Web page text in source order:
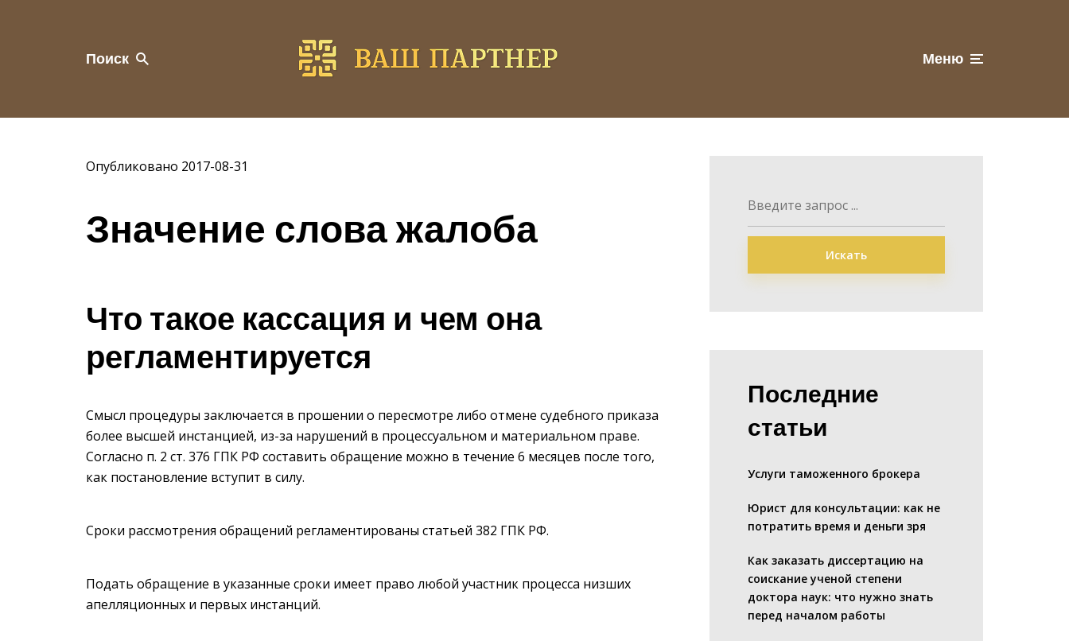
Поиск Меню
Опубликовано 2017-08-31
Значение слова жалоба
Что такое кассация и чем она
регламентируется
Смысл процедуры заключается в прошении о пересмотре либо отмене судебного приказа
более высшей инстанцией, из-за нарушений в процессуальном и материальном праве.
Согласно п. 2 ст. 376 ГПК РФ составить обращение можно в течение 6 месяцев после того,
как постановление вступит в силу.
Сроки рассмотрения обращений регламентированы статьей 382 ГПК РФ.
Подать обращение в указанные сроки имеет право любой участник процесса низших
апелляционных и первых инстанций.
Искать
Последние
статьи
Услуги таможенного брокера
Юрист для консультации: как не
потратить время и деньги зря
Как заказать диссертацию на
соискание ученой степени
доктора наук: что нужно знать
перед началом работы